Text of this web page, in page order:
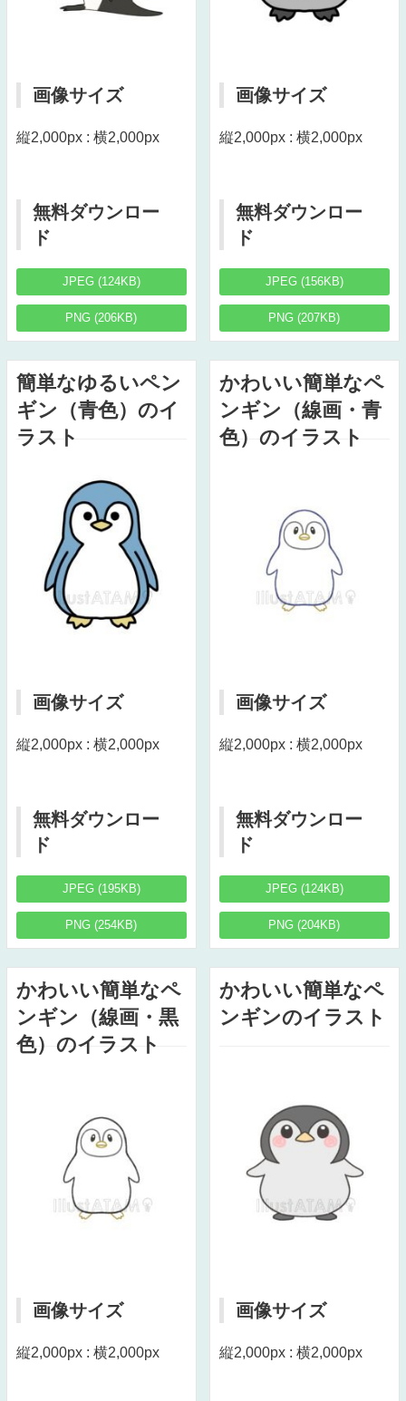
画像サイズ
縦2,000px : 横2,000px
無料ダウンロー
ド
JPEG (124KB)
PNG (206KB)
画像サイズ
縦2,000px : 横2,000px
無料ダウンロー
ド
JPEG (156KB)
PNG (207KB)
簡単なゆるいペン
ギン（青色）のイ
ラスト
画像サイズ
縦2,000px : 横2,000px
無料ダウンロー
ド
JPEG (195KB)
PNG (254KB)
かわいい簡単なペ
ンギン（線画・青
色）のイラスト
画像サイズ
縦2,000px : 横2,000px
無料ダウンロー
ド
JPEG (124KB)
PNG (204KB)
かわいい簡単なペ
ンギン（線画・黒
色）のイラスト
画像サイズ
縦2,000px : 横2,000px
かわいい簡単なペ
ンギンのイラスト
画像サイズ
縦2,000px : 横2,000px